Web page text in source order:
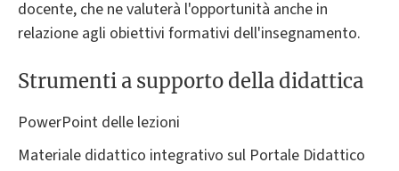
docente, che ne valuterà l'opportunità anche in
relazione agli obiettivi formativi dell'insegnamento.
Strumenti a supporto della didattica
PowerPoint delle lezioni
Materiale didattico integrativo sul Portale Didattico